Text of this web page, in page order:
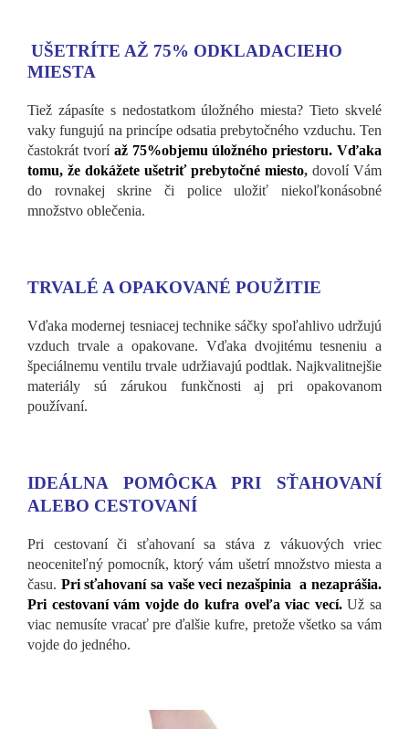
UŠETRÍTE AŽ 75% ODKLADACIEHO
MIESTA
Tiež zápasíte s nedostatkom úložného miesta? Tieto skvelé
vakyfungujú na princípe odsatia prebytočného vzduchu. Ten
častokrát tvoríaž 75%objemu úložného priestoru. Vďaka
tomu, že dokážete ušetriť prebytočné miesto, dovolí Vám
do rovnakej skrine či police uložiť niekoľkonásobné
množstvo oblečenia.
TRVALÉ A OPAKOVANÉ POUŽITIE
Vďaka modernej tesniacej technike sáčky spoľahlivo udržujú
vzduch trvale a opakovane. Vďaka dvojitému tesneniu a
špeciálnemu ventilu trvale udržiavajú podtlak. Najkvalitnejšie
materiály sú zárukou funkčnosti aj pri opakovanom
používaní.
IDEÁLNA POMÔCKA PRI SŤAHOVANÍ
ALEBO CESTOVANÍ
Pri cestovaní či sťahovaní sa stáva z vákuových vriec
neoceniteľný pomocník, ktorý vám ušetrí množstvo miesta a
času. Pri sťahovaní sa vaše veci nezašpinia a nezaprášia.
Pri cestovaní vám vojde do kufra oveľa viac vecí. Už sa
viac nemusíte vracať pre ďalšie kufre, pretože všetko sa vám
vojde do jedného.